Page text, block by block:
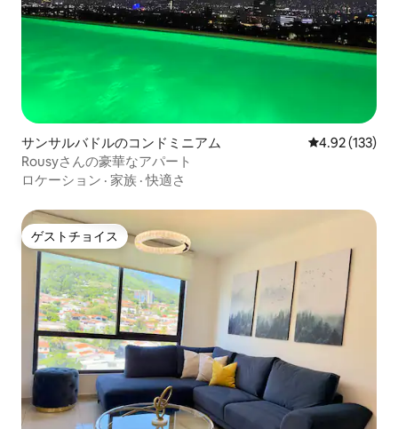
サンサルバドルのコンドミニアム レビュー133
4.92 (133)
Rousyさんの豪華なアパート
ロケーション · 家族 ·快適さ
ゲストチョイス
ゲストチョイス